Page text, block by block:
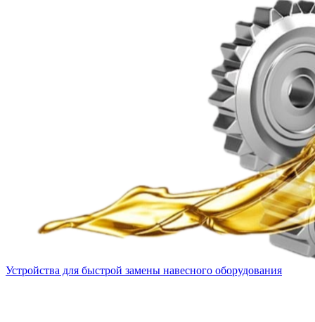
Устройства для быстрой замены навесного оборудования